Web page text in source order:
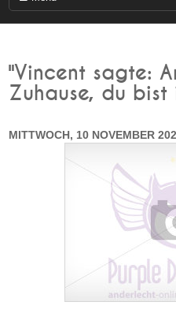
"Vincent sagte:
Zuhause, du bist
MITTWOCH, 10 NOVEMBER